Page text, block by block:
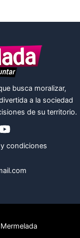
busca moralizar,
a la sociedad
de su territorio.
condiciones